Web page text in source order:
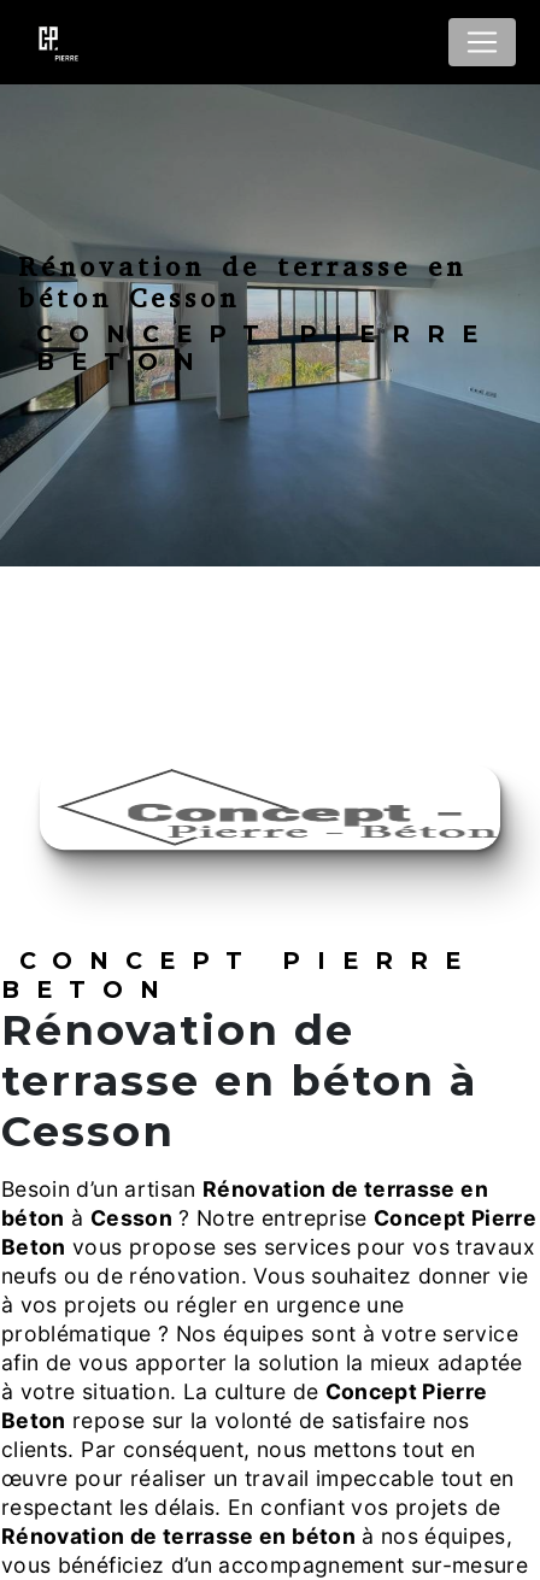
Rénovation de terrasse en
béton Cesson
CONCEPT PIERRE
BETON
CONCEPT PIERRE
BETON
Rénovation de
terrasse en béton à
Cesson
Besoin d’un artisan Rénovation de terrasse en
béton à Cesson ? Notre entreprise Concept Pierre
Beton vous propose ses services pour vos travaux
neufs ou de rénovation. Vous souhaitez donner vie
à vos projets ou régler en urgence une
problématique ? Nos équipes sont à votre service
afin de vous apporter la solution la mieux adaptée
à votre situation. La culture de Concept Pierre
Beton repose sur la volonté de satisfaire nos
clients. Par conséquent, nous mettons tout en
œuvre pour réaliser un travail impeccable tout en
respectant les délais. En confiant vos projets de
Rénovation de terrasse en béton à nos équipes,
vous bénéficiez d’un accompagnement sur-mesure